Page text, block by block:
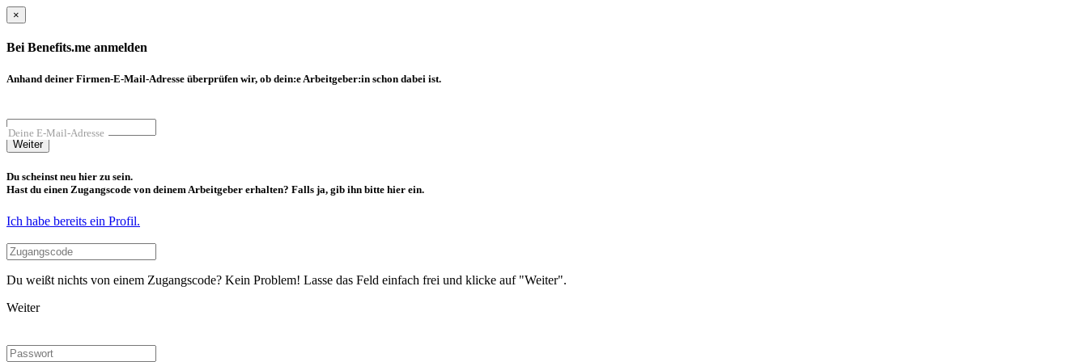
×
Bei Benefits.me anmelden
Anhand deiner Firmen-E-Mail-Adresse überprüfen wir, ob dein:e Arbeitgeber:in schon dabei ist.
Deine E-Mail-Adresse
Weiter
Du scheinst neu hier zu sein.
Hast du einen Zugangscode von deinem Arbeitgeber erhalten? Falls ja, gib ihn bitte hier ein.
Ich habe bereits ein Profil.
Du weißt nichts von einem Zugangscode? Kein Problem! Lasse das Feld einfach frei und klicke auf "Weiter".
Weiter